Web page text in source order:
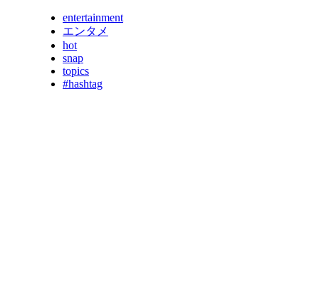
entertainment
エンタメ
hot
snap
topics
#hashtag